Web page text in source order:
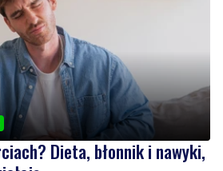
Dieta, błonnik i nawyki,
piątek, 7 sierpnia 2026